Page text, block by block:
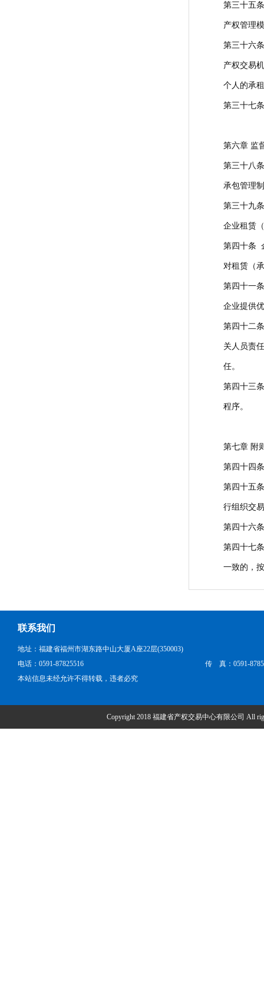
第三十五
产权管理
第三十六
产权交易
个人的承
第三十七
第六章 监
第三十八
承包管理
第三十九
企业租赁
第四十条
对租赁（
第四十一
企业提供
第四十二
关人员责
任。
第四十三
程序。
第七章 附
第四十四
第四十五
行组织交
第四十六
第四十七
一致的，
联系我们
地址：福建省福州市湖东路中山大厦A座22层(350003)
电话：0591-87825516
传 真：0591-
本站信息未经允许不得转载，违者必究
Copyright 2018 福建省产权交易中心有限公司 All